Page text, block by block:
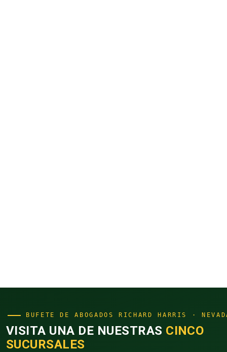
BUFETE DE ABOGADOS RICHARD HARRIS ·
VISITA UNA DE NUESTRAS CINCO
SUCURSALES